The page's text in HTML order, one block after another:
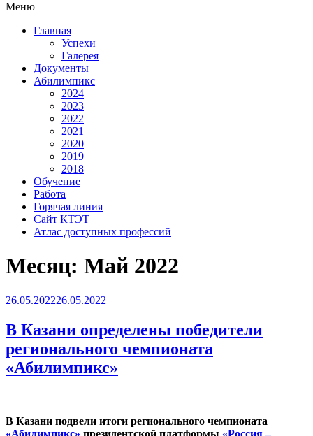
Меню
Главная
Успехи
Галерея
Документы
Абилимпикс
2024
2023
2022
2021
2020
2019
2018
Обучение
Работа
Горячая линия
Сайт КТЭТ
Атлас доступных профессий
Месяц: Май 2022
Опубликовано
26.05.202226.05.2022
В Казани определены победители
регионального чемпионата
«Абилимпикс»
В Казани подвели итоги регионального чемпионата
«Абилимпикс» президентской платформы «Россия –